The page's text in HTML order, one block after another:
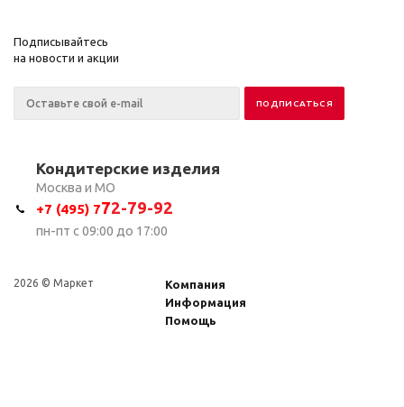
Подписывайтесь
на новости и акции
Кондитерские изделия
Москва и МО
+7 (495) 772-79-92
пн-пт с 09:00 до 17:00
2026 © Маркет
Компания
Информация
Помощь